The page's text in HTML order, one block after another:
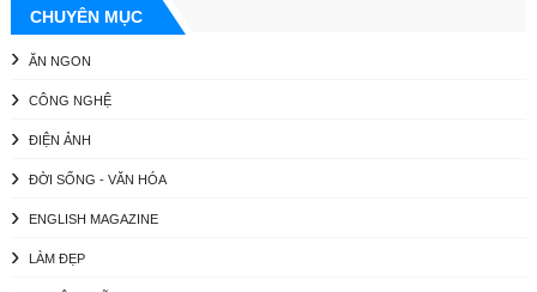
CHUYÊN MỤC
ĂN NGON
CÔNG NGHỆ
ĐIỆN ẢNH
ĐỜI SỐNG - VĂN HÓA
ENGLISH MAGAZINE
LÀM ĐẸP